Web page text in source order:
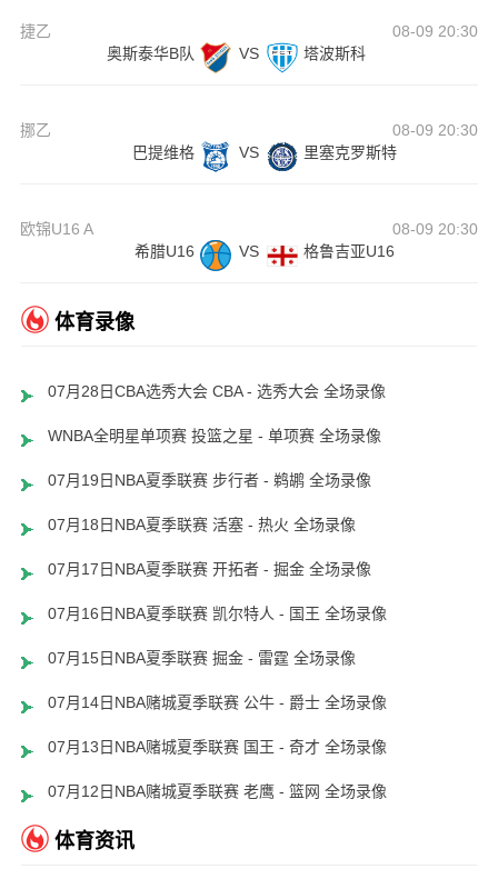
捷乙
08-09 20:30
奥斯泰华B队
VS 塔波斯科
挪乙
08-09 20:30
巴提维格
VS 里塞克罗斯特
欧锦U16 A
08-09 20:30
希腊U16
VS 格鲁吉亚U16
体育录像
07月28日CBA选秀大会 CBA - 选秀大会 全场录像
WNBA全明星单项赛 投篮之星 - 单项赛 全场录像
07月19日NBA夏季联赛 步行者 - 鹈鹕 全场录像
07月18日NBA夏季联赛 活塞 - 热火 全场录像
07月17日NBA夏季联赛 开拓者 - 掘金 全场录像
07月16日NBA夏季联赛 凯尔特人 - 国王 全场录像
07月15日NBA夏季联赛 掘金 - 雷霆 全场录像
07月14日NBA赌城夏季联赛 公牛 - 爵士 全场录像
07月13日NBA赌城夏季联赛 国王 - 奇才 全场录像
07月12日NBA赌城夏季联赛 老鹰 - 篮网 全场录像
体育资讯